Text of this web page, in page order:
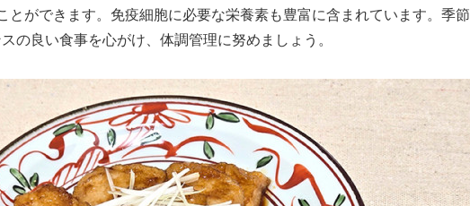
とができます。免疫細胞に必要な栄養素も豊富に含まれています。季節
の良い食事を心がけ、体調管理に努めましょう。